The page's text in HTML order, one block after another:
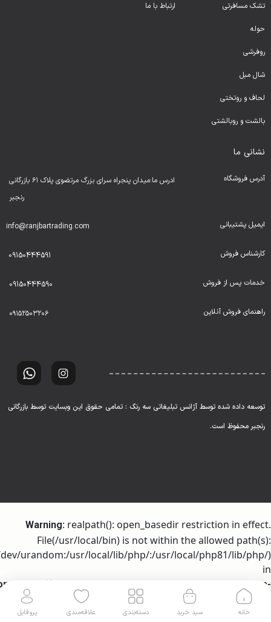
خانه سبد خرید دسته‌بندی علاقه‌مندی پروفایل
تشک مسافرتی
حوله
روفرشی
شال مبل
لحاف و روتختی
بالشت و روبالشتی
ارتباط با ما
نشانی ما
آدرس فروشگاه
ادرس ما:میدان پنجراه سرای بزرگ مرتضوی پلاک ۶۱ بازرگانی
رنجبر
ایمیل پشتیبانی info@ranjbartrading.com
کارشناس فروش 09150444591
خدمات پس از فروش 09150444590
راهنمای فروش آنلاین ۰۹۱۵۲۵۰۳۲۰۶
توسعه داده شده توسط آژانس تبلیغاتی سه رنگ : تمامی حقوق این وبسایت توسط بازرگانی
رنجبر محفوظ است.
Warning: realpath(): open_basedir restriction in effect.
File(/usr/local/bin) is not within the allowed path(s):
urandom:/usr/local/lib/php/:/usr/local/php81/lib/php/)
in
h317256/domains/ranjbartrading.com/public_html/wp-
includes/l10n/class-wp-translation-controller.phpon line